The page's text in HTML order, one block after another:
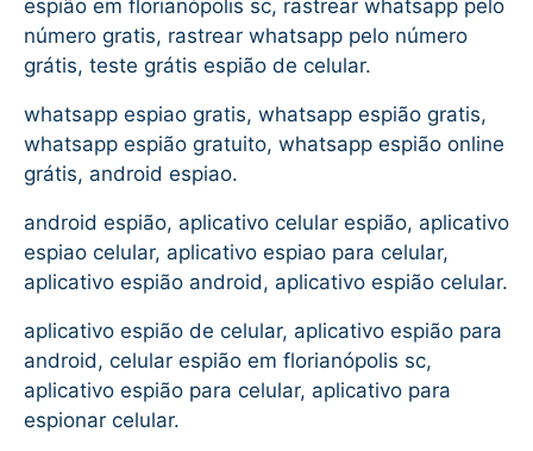
espião em florianópolis sc, rastrear whatsapp pelo
número gratis, rastrear whatsapp pelo número
grátis, teste grátis espião de celular.
whatsapp espiao gratis, whatsapp espião gratis,
whatsapp espião gratuito, whatsapp espião online
grátis, android espiao.
android espião, aplicativo celular espião, aplicativo
espiao celular, aplicativo espiao para celular,
aplicativo espião android, aplicativo espião celular.
aplicativo espião de celular, aplicativo espião para
android, celular espião em florianópolis sc,
aplicativo espião para celular, aplicativo para
espionar celular.